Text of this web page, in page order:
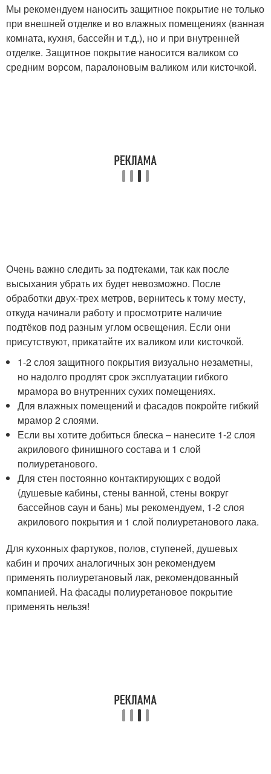
Мы рекомендуем наносить защитное покрытие не только
при внешней отделке и во влажных помещениях (ванная
комната, кухня, бассейн и т.д.), но и при внутренней
отделке. Защитное покрытие наносится валиком со
средним ворсом, паралоновым валиком или кисточкой.
Очень важно следить за подтеками, так как после
высыхания убрать их будет невозможно. После
обработки двух-трех метров, вернитесь к тому месту,
откуда начинали работу и просмотрите наличие
подтёков под разным углом освещения. Если они
присутствуют, прикатайте их валиком или кисточкой.
1-2 слоя защитного покрытия визуально незаметны,
но надолго продлят срок эксплуатации гибкого
мрамора во внутренних сухих помещениях.
Для влажных помещений и фасадов покройте гибкий
мрамор 2 слоями.
Если вы хотите добиться блеска – нанесите 1-2 слоя
акрилового финишного состава и 1 слой
полиуретанового.
Для стен постоянно контактирующих с водой
(душевые кабины, стены ванной, стены вокруг
бассейнов саун и бань) мы рекомендуем, 1-2 слоя
акрилового покрытия и 1 слой полиуретанового лака.
Для кухонных фартуков, полов, ступеней, душевых
кабин и прочих аналогичных зон рекомендуем
применять полиуретановый лак, рекомендованный
компанией. На фасады полиуретановое покрытие
применять нельзя!